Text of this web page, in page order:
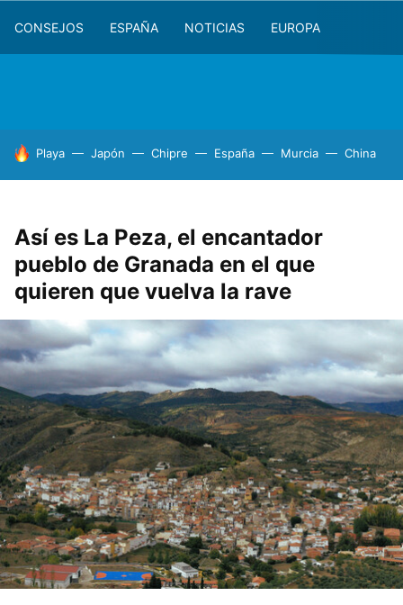
CONSEJOS ESPAÑA NOTICIAS EUROPA
HOY SE HABLA DE
Playa Japón Chipre España Murcia China
Así es La Peza, el encantador
pueblo de Granada en el que
quieren que vuelva la rave